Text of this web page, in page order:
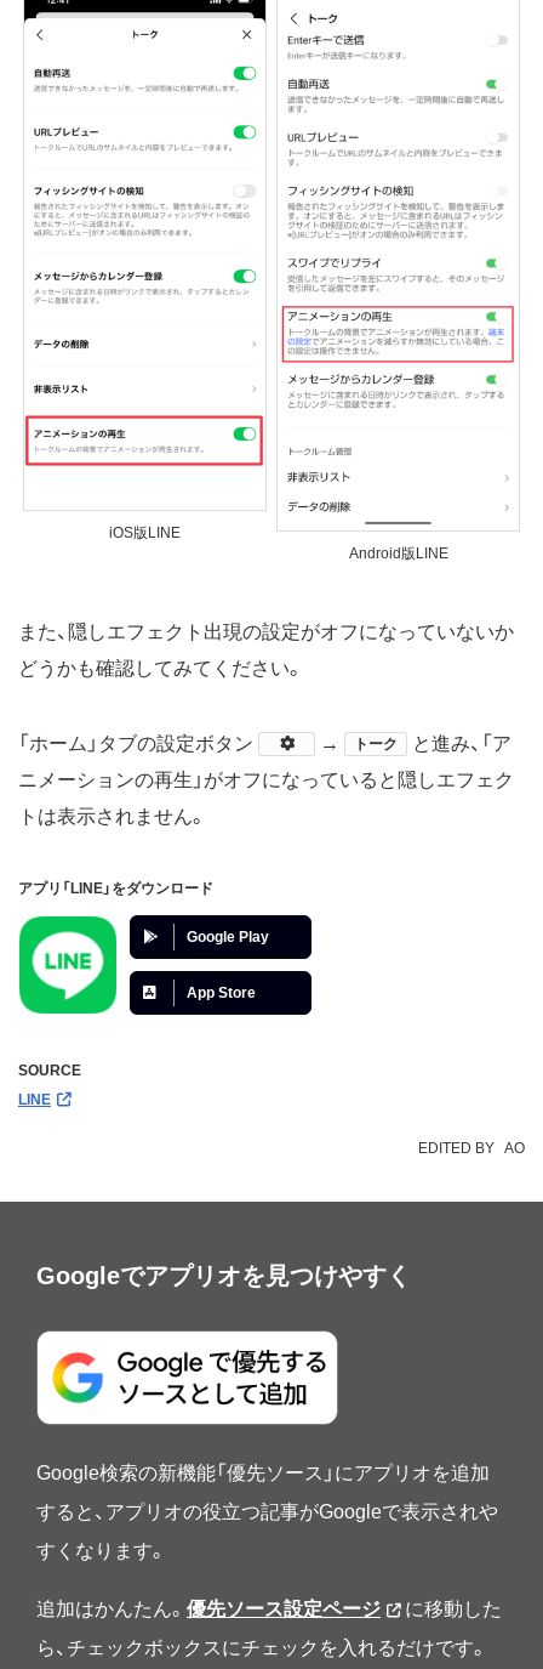
iOS版LINE
Android版LINE
また、隠しエフェクト出現の設定がオフになっていないか
どうかも確認してみてください。
「ホーム」タブの設定ボタン ​​​→ トーク
と進み、「ア
ニメーションの再生」がオフになっていると隠しエフェク
トは表示されません。
アプリ「LINE」をダウンロード
Google Play
App Store
SOURCE
LINE
EDITED BY AO
Googleでアプリオを見つけやすく
Google検索の新機能「優先ソース」にアプリオを追加
すると、アプリオの役立つ記事がGoogleで表示されや
すくなります。
追加はかんたん。 優先ソース設定ページ
に移動した
ら、チェックボックスにチェックを入れるだけです。